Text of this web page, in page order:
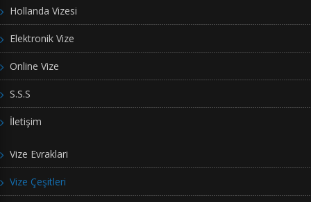
Hollanda Vizesi
Elektronik Vize
Online Vize
S.S.S
İletişim
Vize Evraklari
Vize Çeşitleri